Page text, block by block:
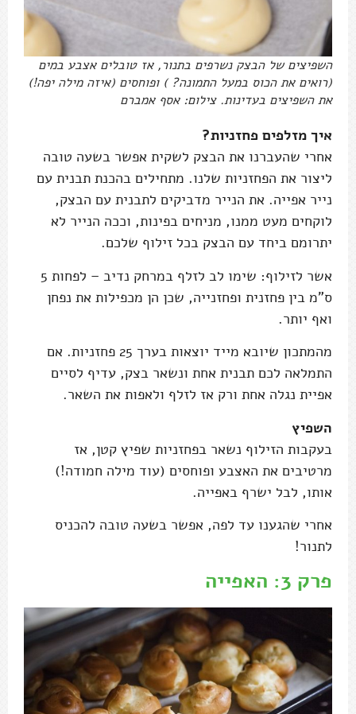
השפיצים של הבצק נשרפים בתנור, אז טובלים אצבע במים
(רואים את הכוס במעל התמונה? ) ופוחסים (איזה מילה יפה!)
את השפיצים בעדינות. צילום: אסף אמברם
איך מזלפים פחזניות?
אחרי שהעברנו את הבצק לשקית אפשר בשעה טובה
ליצור את הפחזניות שלנו. מתחילים בהכנת תבנית עם
נייר אפייה. את הנייר מדביקים לתבנית עם הבצק,
לוקחים מעט ממנו, מניחים בפינות, וככה הנייר לא
יתרומם ביחד עם הבצק בכל זילוף שלכם.
אשר לזילוף: שימו לב לזלף במרחק נדיב – לפחות 5
ס"מ בין פחזנית ופחזנייה, שכן הן מכפילות את נפחן
ואף יותר.
מהמתכון שיובא מייד יוצאות בערך 25 פחזניות. אם
התמלאה לכם תבנית אחת ונשאר בצק, עדיף לסיים
אפיית נגלה אחת ורק אז לזלף ולאפות את השאר.
השפיץ
בעקבות הזילוף נשאר בפחזניות שפיץ קטן, אז
מרטיבים את האצבע ופוחסים (עוד מילה חמודה!)
אותו, לבל ישרף באפייה.
אחרי שהגענו עד לפה, אפשר בשעה טובה להכניס
לתנור!
פרק 3: האפייה